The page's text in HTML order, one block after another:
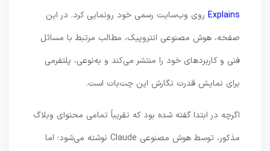
Explainsروی وب‌سایت رسمی خود رونمایی کرد. در این
صفحه، هوش مصنوعی انتروپیک، مطالب مرتبط با مسائل
فنی و کاربردهای خود را منتشر می‌کند و به‌نوعی، پلتفرمی
برای نمایش قدرت نگارش این چت‌بات است.
اگرچه در ابتدا گفته شده بود که تقریباً تمامی محتوای وبلاگ
مذکور، توسط هوش مصنوعی Claude نوشته می‌شود؛ اما